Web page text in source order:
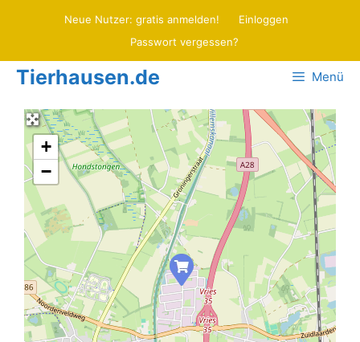
Neue Nutzer: gratis anmelden!
Einloggen
Passwort vergessen?
Tierhausen.de Menü
+
−